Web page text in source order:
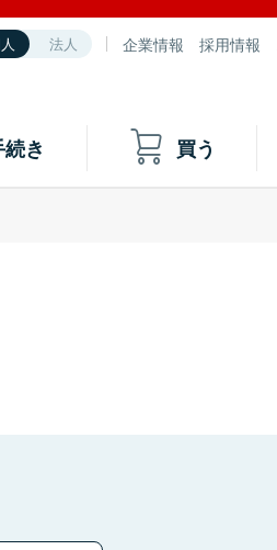
法人 企業情報 採用情報
き 買う